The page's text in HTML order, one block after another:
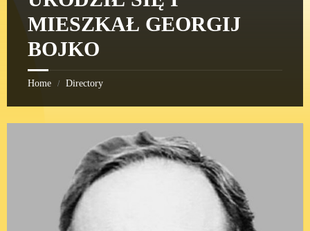
MIESZKAŁ GEORGIJ
BOJKO
Home / Directory